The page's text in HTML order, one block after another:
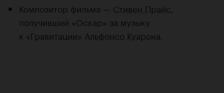
Композитор фильма — Стивен Прайс
получивший «Оскар» за музыку
к «Гравитации» Альфонсо Куарона